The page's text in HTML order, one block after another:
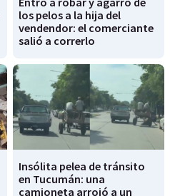
los pelos a la hija del
vendendor: el comerciante
salió a correrlo
Insólita pelea de tránsito
en Tucumán: una
camioneta arrojó a un